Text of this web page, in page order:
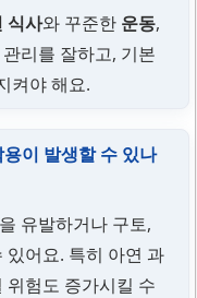
식사와 꾸준한 운동,
리를 잘하고, 기본
켜야 해요.
이 발생할 수 있나
을 유발하거나 구토,
있어요. 특히 아연 과
위험도 증가시킬 수